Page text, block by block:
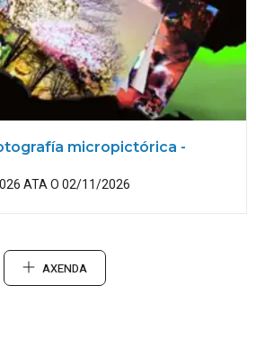
micropictórica -
ATA O 02/11/2026
AXENDA